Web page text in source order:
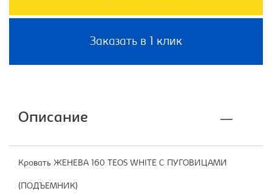
Заказать в 1 клик
Описание
Кровать ЖЕНЕВА 160 TEOS WHITE С ПУГОВИЦАМИ
(ПОДЪЕМНИК)